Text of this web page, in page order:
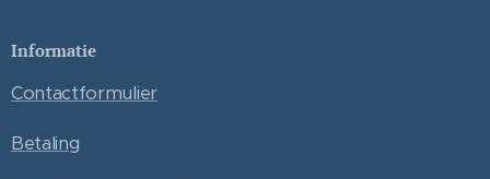
Informatie
Contactformulier
Betaling